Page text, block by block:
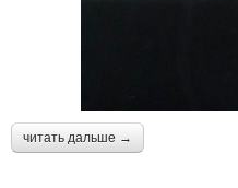
читать дальше →